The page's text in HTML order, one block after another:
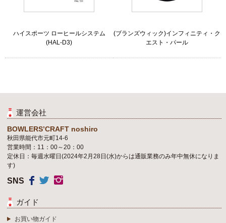
ハイスポーツ ローヒールシステム
(HAL-D3)
(ブランズウィック)インフィニティ・ク
エスト・パール
運営会社
BOWLERS’CRAFT noshiro
秋田県能代市元町14-6
営業時間：11：00～20：00
定休日：毎週水曜日(2024年2月28日(水)からは通販業務のみ年中無休になりま
す)
SNS
ガイド
お買い物ガイド